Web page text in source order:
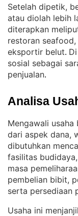
Setelah dipetik,
atau diolah lebih
diterapkan
restoran
eksportir belut.
sosial sebagai
penjualan.
Analisa
Mengawali
dari aspek dana,
dibutuhkan
fasilitas
masa
pembelian bibit,
serta persediaan
Usaha ini